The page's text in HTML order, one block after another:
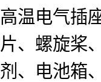
高温电气插
片、螺旋桨
剂、电池箱